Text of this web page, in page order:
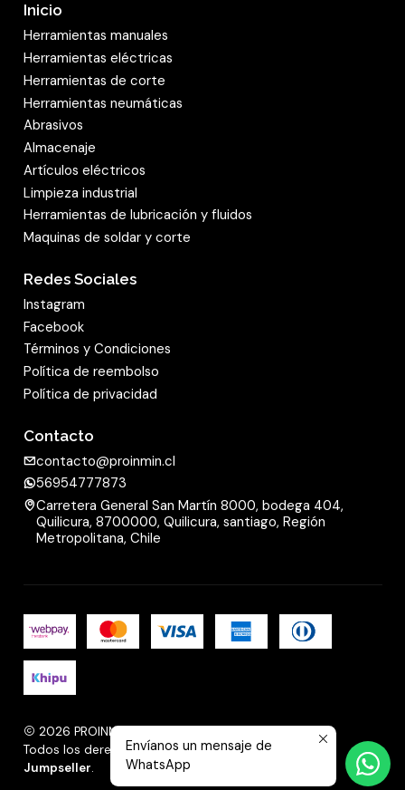
Inicio
Herramientas manuales
Herramientas eléctricas
Herramientas de corte
Herramientas neumáticas
Abrasivos
Almacenaje
Artículos eléctricos
Limpieza industrial
Herramientas de lubricación y fluidos
Maquinas de soldar y corte
Redes Sociales
Instagram
Facebook
Términos y Condiciones
Política de reembolso
Política de privacidad
Contacto
contacto@proinmin.cl
56954777873
Carretera General San Martín 8000, bodega 404,
Quilicura, 8700000, Quilicura, santiago, Región
Metropolitana, Chile
2026 PROINMIN.
Todos los derechos reservados.Desarrollado por
Jumpseller.
Envíanos un mensaje de
WhatsApp